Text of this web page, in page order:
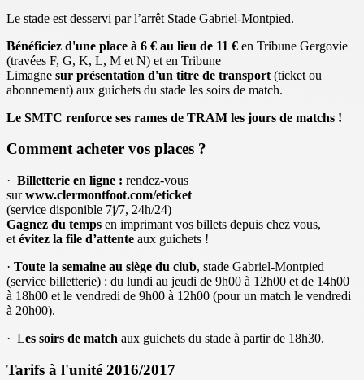
Le stade est desservi par l’arrêt Stade Gabriel-Montpied.
Bénéficiez d'une place à 6 € au lieu de 11 € en Tribune Gergovie
(travées F, G, K, L, M et N) et en Tribune
Limagne sur présentation d'un titre de transport (ticket ou
abonnement) aux guichets du stade les soirs de match.
Le SMTC renforce ses rames de TRAM les jours de matchs !
Comment acheter vos places ?
· Billetterie en ligne : rendez-vous
surwww.clermontfoot.com/eticket
(service disponible 7j/7, 24h/24)
Gagnez du temps en imprimant vos billets depuis chez vous,
et évitez la file d’attente aux guichets !
· Toute la semaine au siège du club, stade Gabriel-Montpied
(service billetterie) : du lundi au jeudi de 9h00 à 12h00 et de 14h00
à 18h00 et le vendredi de 9h00 à 12h00 (pour un match le vendredi
à 20h00).
· Les soirs de match aux guichets du stade à partir de 18h30.
Tarifs à l'unité 2016/2017